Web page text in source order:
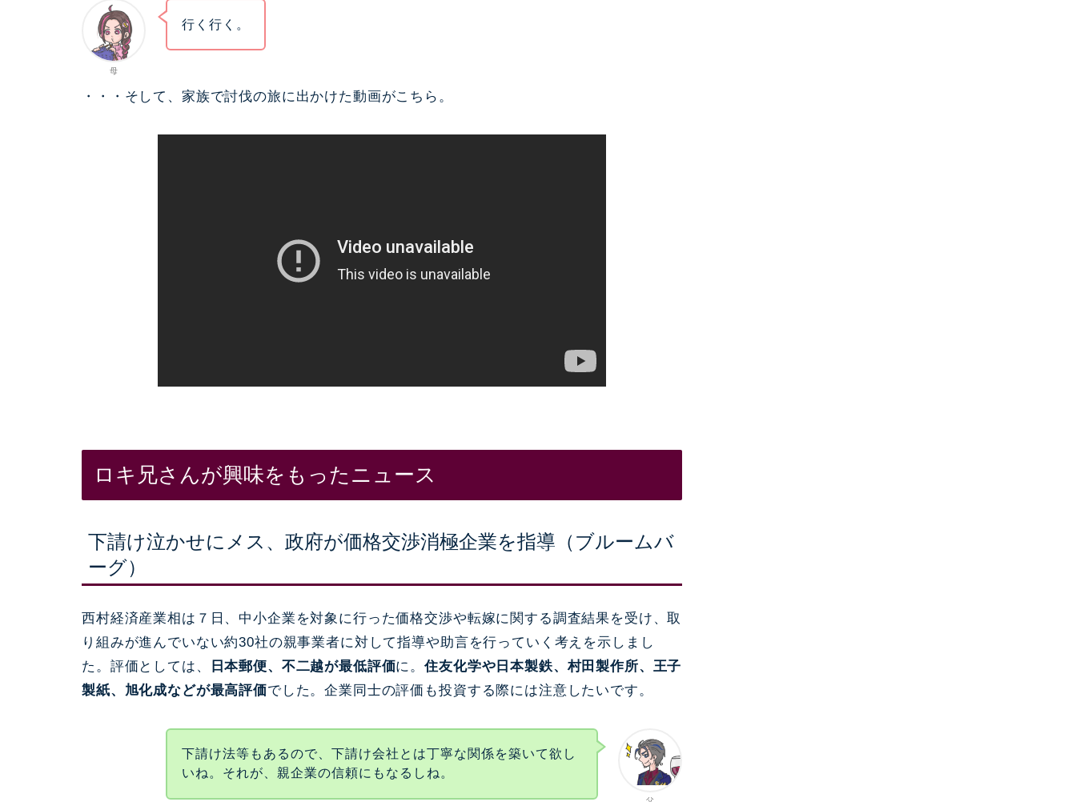
母
行く行く。
・・・そして、家族で討伐の旅に出かけた動画がこちら。
ロキ兄さんが興味をもったニュース
下請け泣かせにメス、政府が価格交渉消極企業を指導（ブルームバ
ーグ）
西村経済産業相は７日、中小企業を対象に行った価格交渉や転嫁に関する調査結果を受け、取
り組みが進んでいない約30社の親事業者に対して指導や助言を行っていく考えを示しまし
た。評価としては、
日本郵便、不二越が最低評価に。住友化学や日本製鉄、村田製作所、王子
製紙、旭化成などが最高評価でした。企業同士の評価も投資する際には注意したいです。
下請け法等もあるので、下請け会社とは丁寧な関係を築いて欲し
いね。それが、親企業の信頼にもなるしね。